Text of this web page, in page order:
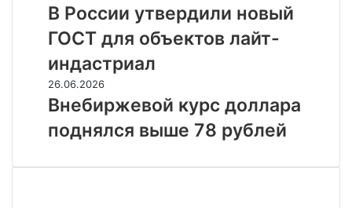
полгода
выросла
на
48%
России
утвердили
новый
ГОСТ
для
объектов
лайт-
индастриал
В России утвердили новый
ГОСТ для объектов лайт-
индастриал
Внебиржевой
курс
доллара
поднялся
78
26.06.2026
Внебиржевой курс доллара
поднялся выше 78 рублей